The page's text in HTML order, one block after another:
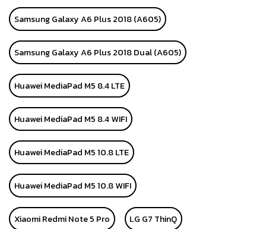
Samsung Galaxy A6 Plus 2018 (A605)
Samsung Galaxy A6 Plus 2018 Dual (A605)
Huawei MediaPad M5 8.4 LTE
Huawei MediaPad M5 8.4 WIFI
Huawei MediaPad M5 10.8 LTE
Huawei MediaPad M5 10.8 WIFI
Xiaomi Redmi Note 5 Pro LG G7 ThinQ